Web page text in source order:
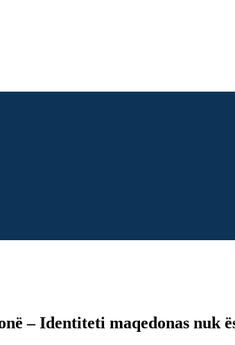
– Identiteti maqedonas nuk